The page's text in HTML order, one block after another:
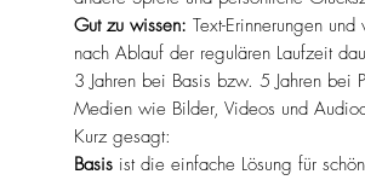
Gut zu wissen: Text-Erinnerungen
nach Ablauf der regulären Laufzeit
3 Jahren bei Basis bzw. 5 Jahren bei
Medien wie Bilder, Videos und
Kurz gesagt:
Basis ist die einfache Lösung für